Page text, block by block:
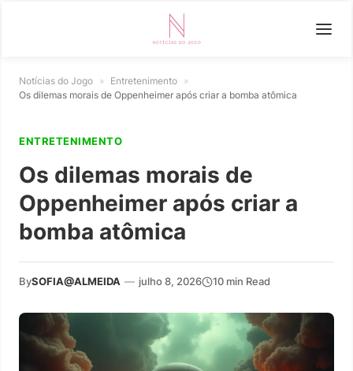
Notícias do Jogo » Entretenimento »
Os dilemas morais de Oppenheimer após criar a bomba atômica
ENTRETENIMENTO
Os dilemas morais de
Oppenheimer após criar a
bomba atômica
BySOFIA@ALMEIDA — julho 8, 2026 10 min Read